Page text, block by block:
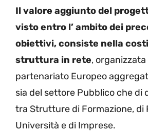
Il valore aggiunto del
visto entro l’ ambito dei
obiettivi, consiste nella
struttura in rete,
partenariato Europeo
sia del settore Pubblico che di
tra Strutture di Formazione, di
Università e di Imprese.